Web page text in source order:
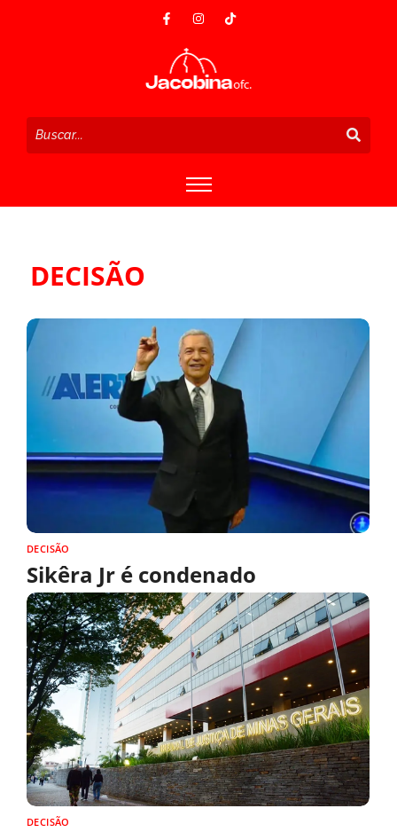
DECISÃO
DECISÃO
Sikêra Jr é condenado
DECISÃO